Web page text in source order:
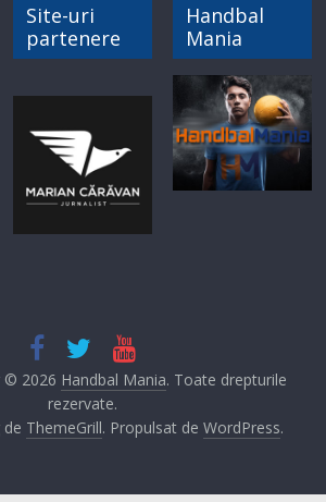
Site-uri
partenere
Handbal
Mania
© 2026 Handbal Mania. Toate drepturile
rezervate.
ThemeGrill. Propulsat de WordPress.